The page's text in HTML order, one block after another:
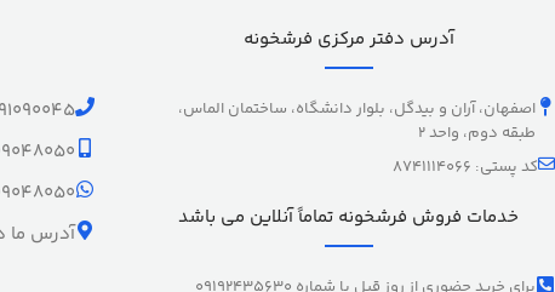
آدرس دفتر مرکزی فرشخونه
اصفهان، آران و بیدگل، بلوار دانشگاه، ساختمان الماس،
طبقه دوم، واحد 2
کد پستی: 8741114066
خدمات فروش فرشخونه تماماً آنلاین می باشد
برای خرید حضوری از روز قبل با شماره 09192435630
آدرس ما